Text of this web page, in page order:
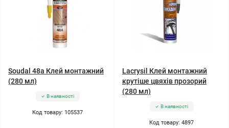
Soudal 48a Клей монтажний
(280 мл)
В наявності
Код товару: 105537
Lacrysil Клей монтажний
крутіше цвяхів прозорий
(280 мл)
В наявності
Код товару: 4897